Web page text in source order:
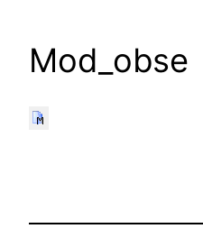
Mod_obse